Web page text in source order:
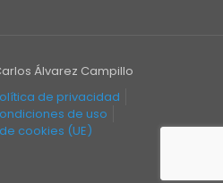
Álvarez Campillo
de privacidad
de uso
cookies (UE)